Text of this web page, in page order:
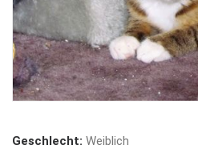
Geschlecht: Weiblich